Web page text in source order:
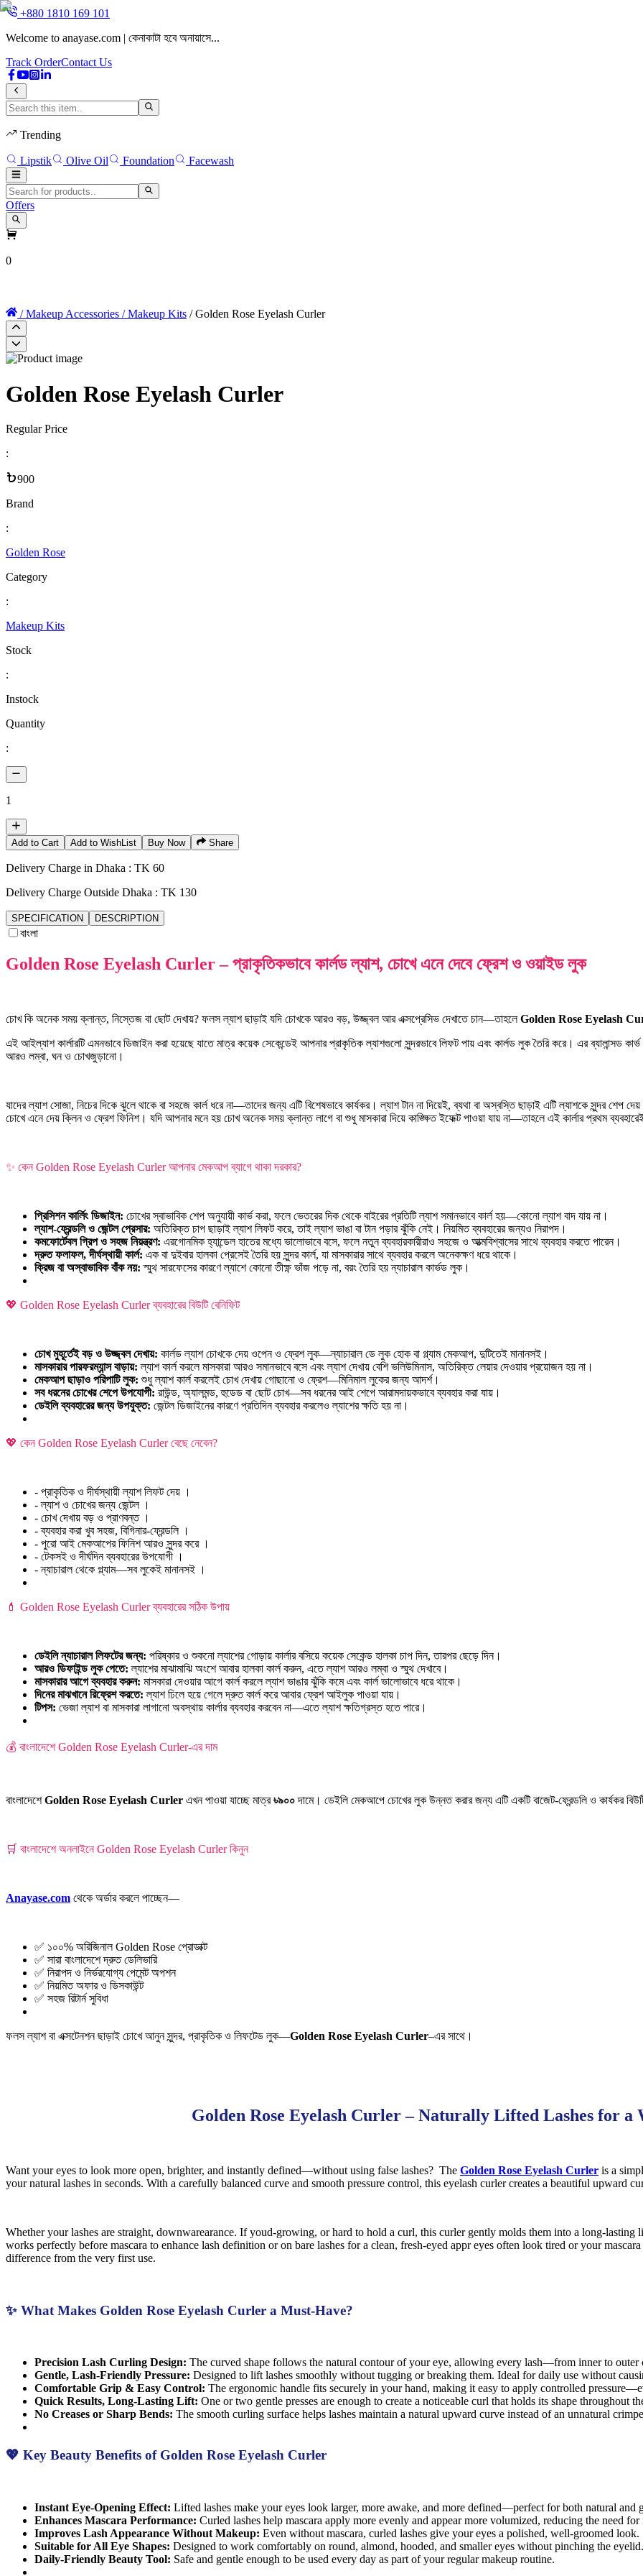
+880 1810 169 101
Welcome to anayase.com | কেনাকাটা হবে অনায়াসে...
Track OrderContact Us
Trending
Lipstik Olive Oil Foundation Facewash
Offers
0
/ Makeup Accessories / Makeup Kits / Golden Rose Eyelash Curler
Golden Rose Eyelash Curler
Regular Price
:
900
Brand
:
Golden Rose
Category
:
Makeup Kits
Stock
:
Instock
Quantity
:
1
Add to Cart Add to WishList Buy Now Share
Delivery Charge in Dhaka : TK 60
Delivery Charge Outside Dhaka : TK 130
SPECIFICATION DESCRIPTION
বাংলা
Golden Rose Eyelash Curler – প্রাকৃতিকভাবে কার্লড ল্যাশ, চোখে এনে দেবে ফ্রেশ ও ওয়াইড লুক
চোখ কি অনেক সময় ক্লান্ত, নিস্তেজ বা ছোট দেখায়? ফলস ল্যাশ ছাড়াই যদি চোখকে আরও বড়, উজ্জ্বল আর এক্সপ্রেসিভ দেখাতে চান—তাহলেGolden Rose Eyelash
এই আইল্যাশ কার্লারটি এমনভাবে ডিজাইন করা হয়েছে যাতে মাত্র কয়েক সেকেন্ডেই আপনার প্রাকৃতিক ল্যাশগুলো সুন্দরভাবে লিফট পায় এবং কার্লড লুক তৈরি করে। এর ব্যালান্সড কার্ভ
আরও লম্বা, ঘন ও চোখজুড়ানো।
যাদের ল্যাশ সোজা, নিচের দিকে ঝুলে থাকে বা সহজে কার্ল ধরে না—তাদের জন্য এটি বিশেষভাবে কার্যকর। ল্যাশ টান না দিয়েই, ব্যথা বা অস্বস্তি ছাড়াই এটি ল্যাশকে সুন্দর
চোখে এনে দেয় ক্লিন ও ফ্রেশ ফিনিশ। যদি আপনার মনে হয় চোখ অনেক সময় ক্লান্ত লাগে বা শুধু মাসকারা দিয়ে কাঙ্ক্ষিত ইফেক্ট পাওয়া যায় না—তাহলে এই কার্লার প্রথম
✨ কেন Golden Rose Eyelash Curler আপনার মেকআপ ব্যাগে থাকা দরকার?
প্রিসিশন কার্লিং ডিজাইন: চোখের স্বাভাবিক শেপ অনুযায়ী কার্ভ করা, ফলে ভেতরের দিক থেকে বাইরের প্রতিটি ল্যাশ সমানভাবে কার্ল হয়—কোনো ল্যাশ বাদ যায় না।
ল্যাশ-ফ্রেন্ডলি ও জেন্টল প্রেসার: অতিরিক্ত চাপ ছাড়াই ল্যাশ লিফট করে, তাই ল্যাশ ভাঙা বা টান পড়ার ঝুঁকি নেই। নিয়মিত ব্যবহারের জন্যও নিরাপদ।
কমফোর্টেবল গ্রিপ ও সহজ নিয়ন্ত্রণ: এরগোনমিক হ্যান্ডেল হাতের মধ্যে ভালোভাবে বসে, ফলে নতুন ব্যবহারকারীরাও সহজে ও আত্মবিশ্বাসের সাথে ব্যবহার করতে পারেন।
দ্রুত ফলাফল, দীর্ঘস্থায়ী কার্ল: এক বা দুইবার হালকা প্রেসেই তৈরি হয় সুন্দর কার্ল, যা মাসকারার সাথে ব্যবহার করলে অনেকক্ষণ ধরে থাকে।
ক্রিজ বা অস্বাভাবিক বাঁক নয়: স্মুথ সারফেসের কারণে ল্যাশে কোনো তীক্ষ্ণ ভাঁজ পড়ে না, বরং তৈরি হয় ন্যাচারাল কার্ভড লুক।
💖 Golden Rose Eyelash Curler ব্যবহারের বিউটি বেনিফিট
চোখ মুহূর্তেই বড় ও উজ্জ্বল দেখায়: কার্লড ল্যাশ চোখকে দেয় ওপেন ও ফ্রেশ লুক—ন্যাচারাল ডে লুক হোক বা গ্ল্যাম মেকআপ, দুটিতেই মানানসই।
মাসকারার পারফরম্যান্স বাড়ায়: ল্যাশ কার্ল করলে মাসকারা আরও সমানভাবে বসে এবং ল্যাশ দেখায় বেশি ভলিউমিনাস, অতিরিক্ত লেয়ার দেওয়ার প্রয়োজন হয় না।
মেকআপ ছাড়াও পরিপাটি লুক: শুধু ল্যাশ কার্ল করলেই চোখ দেখায় গোছানো ও ফ্রেশ—মিনিমাল লুকের জন্য আদর্শ।
সব ধরনের চোখের শেপে উপযোগী: রাউন্ড, অ্যালমন্ড, হুডেড বা ছোট চোখ—সব ধরনের আই শেপে আরামদায়কভাবে ব্যবহার করা যায়।
ডেইলি ব্যবহারের জন্য উপযুক্ত: জেন্টল ডিজাইনের কারণে প্রতিদিন ব্যবহার করলেও ল্যাশের ক্ষতি হয় না।
💖 কেন Golden Rose Eyelash Curler বেছে নেবেন?
- প্রাকৃতিক ও দীর্ঘস্থায়ী ল্যাশ লিফট দেয় ।
- ল্যাশ ও চোখের জন্য জেন্টল ।
- চোখ দেখায় বড় ও প্রাণবন্ত ।
- ব্যবহার করা খুব সহজ, বিগিনার-ফ্রেন্ডলি ।
- পুরো আই মেকআপের ফিনিশ আরও সুন্দর করে ।
- টেকসই ও দীর্ঘদিন ব্যবহারের উপযোগী ।
- ন্যাচারাল থেকে গ্ল্যাম—সব লুকেই মানানসই ।
💄 Golden Rose Eyelash Curler ব্যবহারের সঠিক উপায়
ডেইলি ন্যাচারাল লিফটের জন্য: পরিষ্কার ও শুকনো ল্যাশের গোড়ায় কার্লার বসিয়ে কয়েক সেকেন্ড হালকা চাপ দিন, তারপর ছেড়ে দিন।
আরও ডিফাইন্ড লুক পেতে: ল্যাশের মাঝামাঝি অংশে আবার হালকা কার্ল করুন, এতে ল্যাশ আরও লম্বা ও স্মুথ দেখাবে।
মাসকারার আগে ব্যবহার করুন: মাসকারা দেওয়ার আগে কার্ল করলে ল্যাশ ভাঙার ঝুঁকি কমে এবং কার্ল ভালোভাবে ধরে থাকে।
দিনের মাঝখানে রিফ্রেশ করতে: ল্যাশ ঢিলে হয়ে গেলে দ্রুত কার্ল করে আবার ফ্রেশ আইলুক পাওয়া যায়।
টিপস: ভেজা ল্যাশ বা মাসকারা লাগানো অবস্থায় কার্লার ব্যবহার করবেন না—এতে ল্যাশ ক্ষতিগ্রস্ত হতে পারে।
💰 বাংলাদেশে Golden Rose Eyelash Curler-এর দাম
বাংলাদেশেGolden Rose Eyelash Curler এখন পাওয়া যাচ্ছে মাত্র৳৯০০দামে। ডেইলি মেকআপে চোখের লুক উন্নত করার জন্য এটি একটি বাজেট-ফ্রেন্ডলি ও কার্যকর
🛒 বাংলাদেশে অনলাইনে Golden Rose Eyelash Curler কিনুন
Anayase.com থেকে অর্ডার করলে পাচ্ছেন—
✅ ১০০% অরিজিনাল Golden Rose প্রোডাক্ট
✅ সারা বাংলাদেশে দ্রুত ডেলিভারি
✅ নিরাপদ ও নির্ভরযোগ্য পেমেন্ট অপশন
✅ নিয়মিত অফার ও ডিসকাউন্ট
✅ সহজ রিটার্ন সুবিধা
ফলস ল্যাশ বা এক্সটেনশন ছাড়াই চোখে আনুন সুন্দর, প্রাকৃতিক ও লিফটেড লুক—Golden Rose Eyelash Curler–এর সাথে।
Golden Rose Eyelash Curler – Naturally Lifted Lashes for a
Want your eyes to look more open, brighter, and instantly defined—without using false lashes? The Golden Rose Eyelash Curler is a
your natural lashes in seconds. With a carefully balanced curve and smooth pressure control, this eyelash curler creates a beautiful upward
Whether your lashes are straight, downwarearance. If youd-growing, or hard to hold a curl, this curler gently molds them into a long-
works perfectly before mascara to enhance lash definition or on bare lashes for a clean, fresh-eyed appr eyes often look tired or your
difference from the very first use.
✨ What Makes Golden Rose Eyelash Curler a Must-Have?
Precision Lash Curling Design: The curved shape follows the natural contour of your eye, allowing every lash—from inner to
Gentle, Lash-Friendly Pressure: Designed to lift lashes smoothly without tugging or breaking them. Ideal for daily use without
Comfortable Grip & Easy Control: The ergonomic handle fits securely in your hand, making it easy to apply controlled
Quick Results, Long-Lasting Lift: One or two gentle presses are enough to create a noticeable curl that holds its shape throughout
No Creases or Sharp Bends: The smooth curling surface helps lashes maintain a natural upward curve instead of an unnatural
💖 Key Beauty Benefits of Golden Rose Eyelash Curler
Instant Eye-Opening Effect: Lifted lashes make your eyes look larger, more awake, and more defined—perfect for both natural and
Enhances Mascara Performance: Curled lashes help mascara apply more evenly and appear more volumized, reducing the need for
Improves Lash Appearance Without Makeup: Even without mascara, curled lashes give your eyes a polished, well-groomed look.
Suitable for All Eye Shapes: Designed to work comfortably on round, almond, hooded, and smaller eyes without pinching the eyelid.
Daily-Friendly Beauty Tool: Safe and gentle enough to be used every day as part of your regular makeup routine.